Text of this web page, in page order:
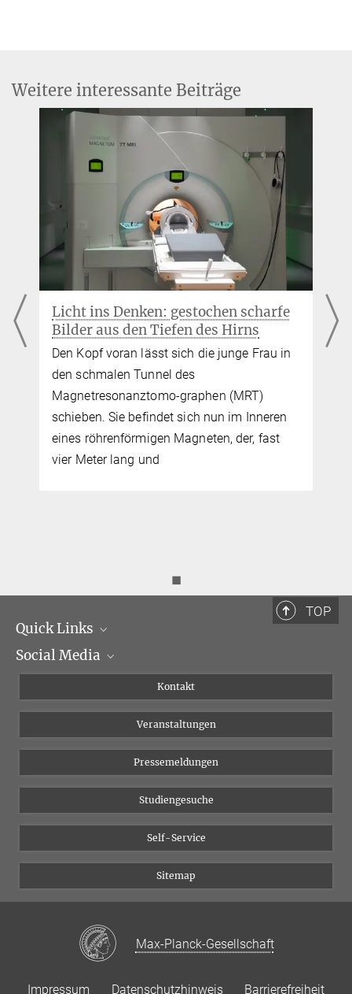
Weitere interessante Beiträge
Licht ins Denken: gestochen scharfe
Bilder aus den Tiefen des Hirns
Den Kopf voran lässt sich die junge Frau in
den schmalen Tunnel des
Magnetresonanztomo-graphen (MRT)
schieben. Sie befindet sich nun im Inneren
eines röhrenförmigen Magneten, der, fast
vier Meter lang und
◼
TOP
Quick Links
Institutsleitung
Social Media
YouTube
Kontakt
Veranstaltungen
Pressemeldungen
Studiengesuche
Self-Service
Sitemap
Max-Planck-Gesellschaft
Impressum Datenschutzhinweis Barrierefreiheit